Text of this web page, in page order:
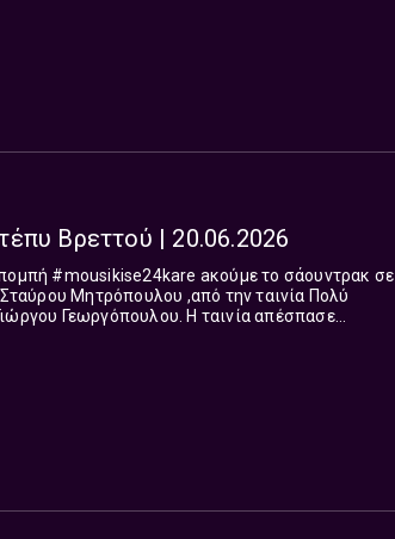
Βρεττού | 20.06.2026
#mousikise24kare aκούμε το σάουντρακ σε
Μητρόπουλου ,από την ταινία Πολύ
Η ταινία απέσπασε
Κάθε Σάββατο βράδυ, λίγο μετά τις